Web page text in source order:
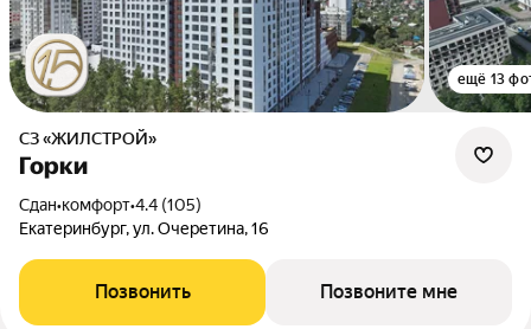
ещё 13
СЗ «ЖИЛСТРОЙ»
Горки
Сдан•комфорт•4.4 (105)
Екатеринбург, ул. Очеретина, 16
Позвонить Позвоните мне